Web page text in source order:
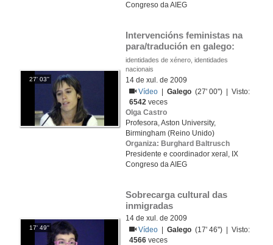
Congreso da AIEG
27' 03''
Intervencións feministas na
para/tradución en galego:
identidades de xénero, identidades
nacionais
14 de xul. de 2009
Vídeo
|Galego (27' 00'') | Visto:
6542 veces
Olga Castro
Profesora, Aston University,
Birmingham (Reino Unido)
Organiza: Burghard Baltrusch
Presidente e coordinador xeral, IX
Congreso da AIEG
17' 49''
Sobrecarga cultural das
inmigradas
14 de xul. de 2009
Vídeo
|Galego (17' 46'') | Visto:
4566 veces